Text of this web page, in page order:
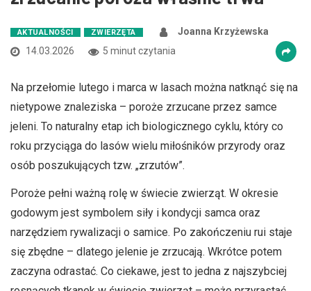
AKTUALNOŚCI ZWIERZĘTA
Joanna Krzyżewska
14.03.2026
5 minut czytania
Na przełomie lutego i marca w lasach można natknąć się na
nietypowe znaleziska – poroże zrzucane przez samce
jeleni. To naturalny etap ich biologicznego cyklu, który co
roku przyciąga do lasów wielu miłośników przyrody oraz
osób poszukujących tzw. „zrzutów”.
Poroże pełni ważną rolę w świecie zwierząt. W okresie
godowym jest symbolem siły i kondycji samca oraz
narzędziem rywalizacji o samice. Po zakończeniu rui staje
się zbędne – dlatego jelenie je zrzucają. Wkrótce potem
zaczyna odrastać. Co ciekawe, jest to jedna z najszybciej